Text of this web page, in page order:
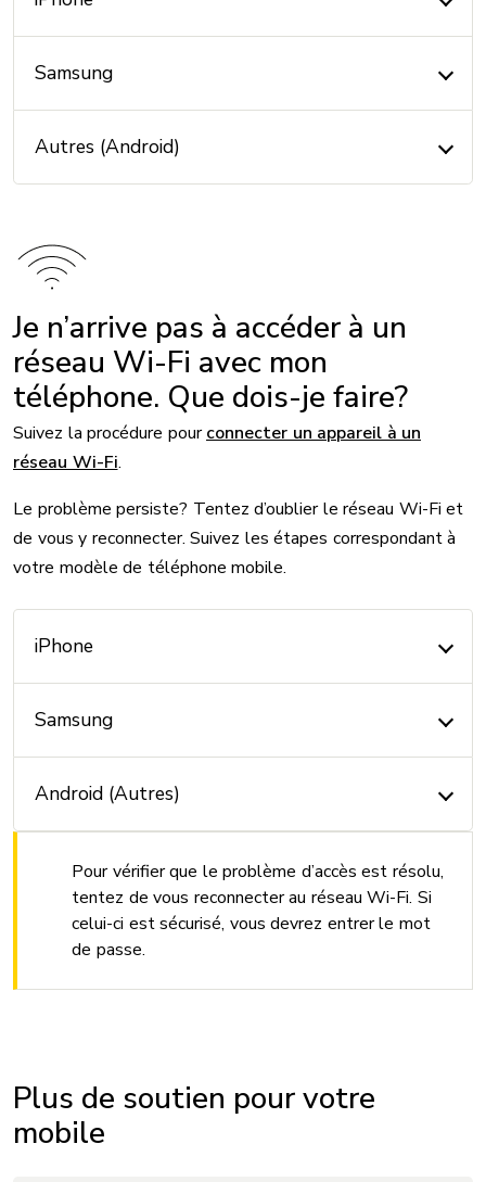
Samsung
Autres (Android)
Je n’arrive pas à accéder à un
réseau Wi-Fi avec mon
téléphone. Que dois-je faire?
Suivez la procédure pourconnecter un appareil à un
réseau Wi-Fi.
Le problème persiste? Tentez d’oublier le réseau Wi-Fi et
de vous y reconnecter. Suivez les étapes correspondant à
votre modèle de téléphone mobile.
iPhone
Samsung
Android (Autres)
Pour vérifier que le problème d’accès est résolu,
tentez de vous reconnecter au réseau Wi-Fi. Si
celui-ci est sécurisé, vous devrez entrer le mot
de passe.
Plus de soutien pour votre
mobile